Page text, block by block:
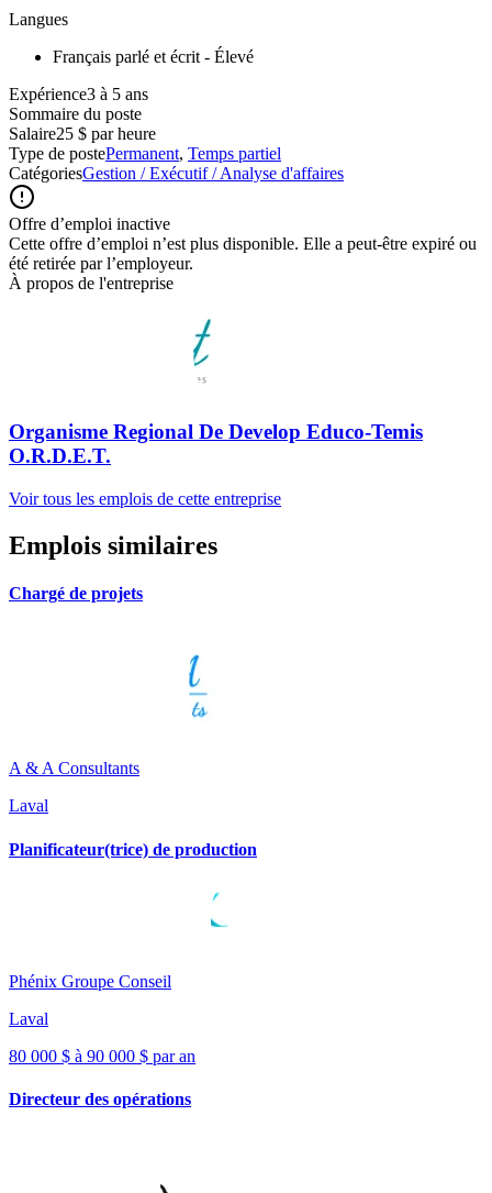
Langues
Français parlé et écrit - Élevé
Expérience3 à 5 ans
Sommaire du poste
Salaire25 $ par heure
Type de postePermanent, Temps partiel
CatégoriesGestion / Exécutif / Analyse d'affaires
Offre d’emploi inactive
Cette offre d’emploi n’est plus disponible. Elle a peut-être expiré ou
été retirée par l’employeur.
À propos de l'entreprise
Organisme Regional De Develop Educo-Temis
O.R.D.E.T.
Voir tous les emplois de cette entreprise
Emplois similaires
Chargé de projets
A & A Consultants
Laval
Planificateur(trice) de production
Phénix Groupe Conseil
Laval
80 000 $ à 90 000 $ par an
Directeur des opérations